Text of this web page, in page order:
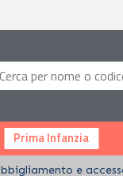
Prima Infanzia
e